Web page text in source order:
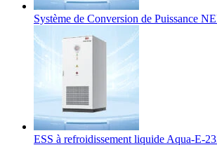
Système de Conversion de Puissance
ESS à refroidissement liquide Aqua-E-